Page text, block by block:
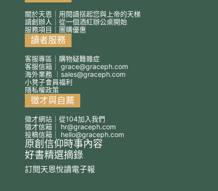
關於天恩｜用閱讀搭起您與上帝的天梯
讀創辦人｜從一個酒紅辦公桌開始
服務項目｜團購優惠
讀者服務
客服專區｜購物疑難雜症
客服信箱｜ grace@graceph.com
海外業務 ｜ sales@graceph.com
小凳子會員福利
隱私權政策
徵才與自薦
徵才網站｜從104加入我們
徵才信箱｜ hr@graceph.com
投稿信箱｜ hello@graceph.com
原創信仰時事內容
好書精選摘錄
訂閱天恩悅讀電子報